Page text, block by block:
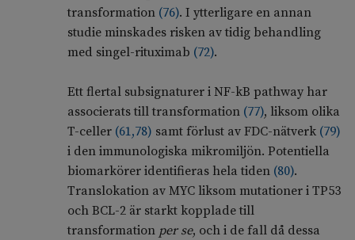
transformation (76). I ytterligare en annan
studie minskades risken av tidig behandling
med singel-rituximab (72).
Ett flertal subsignaturer i NF-kB pathway har
associerats till transformation (77), liksom olika
T-celler (61,78) samt förlust av FDC-nätverk (79)
i den immunologiska mikromiljön. Potentiella
biomarkörer identifieras hela tiden (80).
Translokation av MYC liksom mutationer i TP53
och BCL-2 är starkt kopplade till
transformation per se, och i de fall då dessa